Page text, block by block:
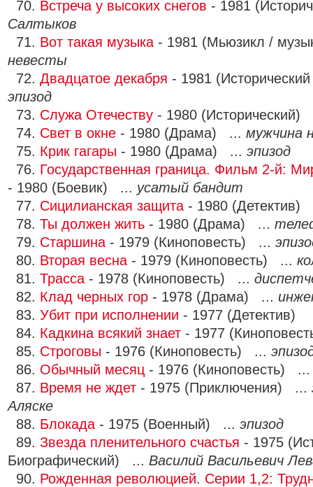
70. Встреча у высоких снегов - 1981
Салтыков
71. Вот такая музыка - 1981 (Мьюзикл /
невесты
72. Двадцатое декабря - 1981
эпизод
73. Служа Отечеству - 1980
74. Свет в окне - 1980 (Драма) ... мужчина
75. Крик гагары - 1980 (Драма) ... эпизод
76. Государственная граница. Фильм 2-й:
- 1980 (Боевик) ... усатый бандит
77. Сицилианская защита - 1980
78. Ты должен жить - 1980 (Драма) ...
79. Старшина - 1979 (Киноповесть) ...
80. Вторая весна - 1979 (Киноповесть) ...
81. Трасса - 1978 (Киноповесть) ...
82. Клад черных гор - 1978 (Драма) ...
83. Убит при исполнении - 1977 (Детектив)
84. Кадкина всякий знает - 1977
85. Строговы - 1976 (Киноповесть) ...
86. Обычный месяц - 1976 (Киноповесть)
87. Время не ждет - 1975 (Приключения) ...
Аляске
88. Блокада - 1975 (Военный) ... эпизод
89. Звезда пленительного счастья - 1975
Биографический) ... Василий Васильевич
90. Рожденная революцией. Серии 1,2: